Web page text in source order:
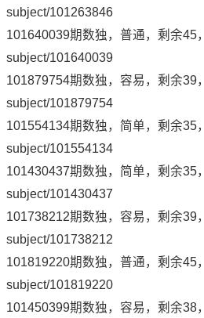
subject/101263846
101640039期数独，普通，剩余45，
subject/101640039
101879754期数独，容易，剩余39，
subject/101879754
101554134期数独，简单，剩余35，
subject/101554134
101430437期数独，简单，剩余35，
subject/101430437
101738212期数独，容易，剩余39，
subject/101738212
101819220期数独，普通，剩余45，
subject/101819220
101450399期数独，容易，剩余38，